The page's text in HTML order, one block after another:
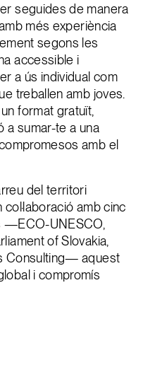
seguides de manera
més experiència
segons les
accessible i
a ús individual com
treballen amb joves.
format gratuït,
a sumar-te a una
amb el
del territori
amb cinc
—ECO-UNESCO,
of Slovakia,
Consulting— aquest
i compromís